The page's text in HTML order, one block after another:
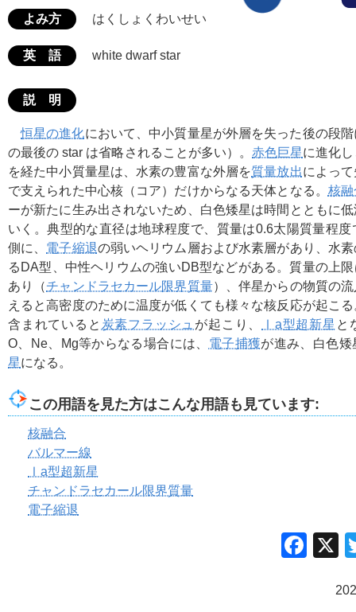
よみ方 はくしょくわいせい
英 語 white dwarf star
説 明
恒星の進化において、中小質量星が外層を失った後の段
の最後の star は省略されることが多い）。赤色巨星に進化
を経た中小質量星は、水素の豊富な外層を質量放出によっ
で支えられた中心核（コア）だけからなる天体となる。 核融
ーが新たに生み出されないため、白色矮星は時間とともに
いく。典型的な直径は地球程度で、質量は0.6太陽質量程
側に、 電子縮退の弱いヘリウム層および水素層があり、水素
るDA型、中性ヘリウムの強いDB型などがある。質量の上
あり（チャンドラセカール限界質量）、伴星からの物質の
えると高密度のために温度が低くても様々な核反応が起こ
含まれていると 炭素フラッシュ が起こり、 Ⅰa型超新星 と
O、Ne、Mg等からなる場合には、 電子捕獲が進み、白色
星になる。
この用語を見た方はこんな用語も見ています:
核融合
バルマー線
Ⅰa型超新星
チャンドラセカール限界質量
電子縮退